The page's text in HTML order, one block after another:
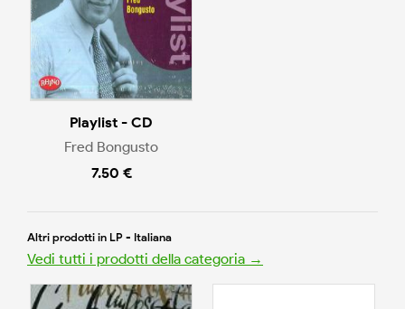
Playlist - CD
Fred Bongusto
7.50 €
Altri prodotti in LP - Italiana
Vedi tutti i prodotti della categoria →